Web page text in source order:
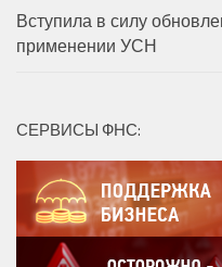
Вступила в силу
применении УСН
СЕРВИСЫ ФНС: